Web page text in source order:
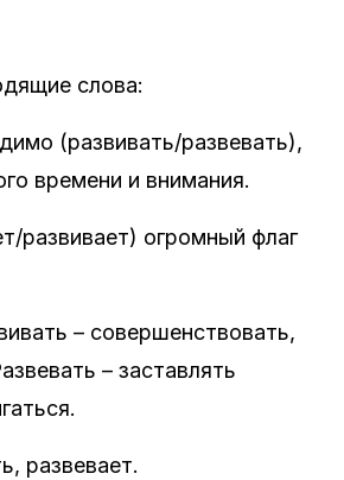
слова:
(развивать/развевать),
времени и внимания.
развивает) огромный флаг
– совершенствовать,
– заставлять
развевает.